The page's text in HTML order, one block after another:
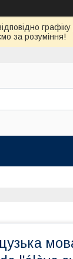
за розуміння!